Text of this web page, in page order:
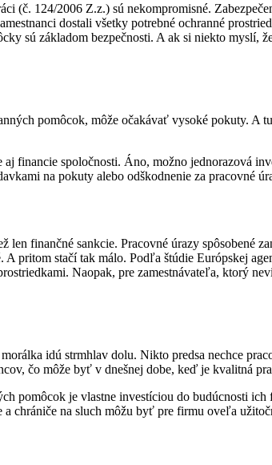
(č. 124/2006 Z.z.) sú nekompromisné.
dostali všetky potrebné ochranné
sú základom bezpečnosti. A ak si niekto myslí,
pomôcok, môže očakávať vysoké pokuty. A
financie spoločnosti. Áno, možno jednorazová
na pokuty alebo odškodnenie za pracovné
finančné sankcie. Pracovné úrazy spôsobené
pritom stačí tak málo. Podľa štúdie Európskej
Naopak, pre zamestnávateľa, ktorý
idú strmhlav dolu. Nikto predsa nechce
čo môže byť v dnešnej dobe, keď je kvalitná
pomôcok je vlastne investíciou do budúcnosti ich
chrániče na sluch môžu byť pre firmu oveľa